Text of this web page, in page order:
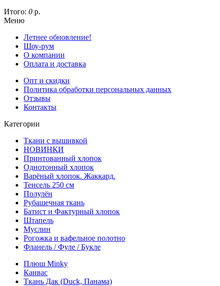
Итого: 0 р.
Меню
Летнее обновление!
Шоу-рум
О компании
Оплата и доставка
Опт и скидки
Политика обработки персональных данных
Отзывы
Контакты
Категории
Ткани с вышивкой
НОВИНКИ
Принтованный хлопок
Однотонный хлопок
Варёный хлопок. Жаккард.
Тенсель 250 см
Полулён
Рубашечная ткань
Батист и Фактурный хлопок
Штапель
Муслин
Рогожка и вафельное полотно
Фланель / Фуле / Букле
Плюш Minky
Канвас
Ткань Дак (Duck, Панама)